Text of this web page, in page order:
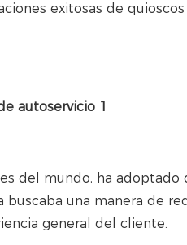
exitosas de
del mundo, ha adoptado
una manera de
general del cliente.